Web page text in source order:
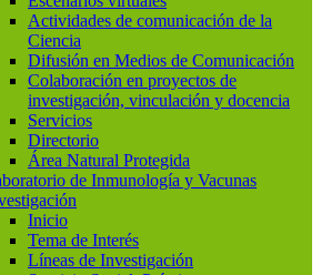
Actividades de comunicación de la
Ciencia
Difusión en Medios de Comunicación
Colaboración en proyectos de
investigación, vinculación y docencia
Servicios
Directorio
Área Natural Protegida
de Inmunología y Vacunas
Inicio
Tema de Interés
Líneas de Investigación